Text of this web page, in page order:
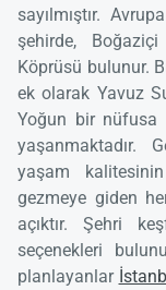
sayılmıştır.
şehirde,
Köprüsü bulunur.
ek olarak Yavuz
Yoğun bir nüfusa
yaşanmaktadır.
yaşam
gezmeye giden
açıktır. Şehri
seçenekleri
planlayanlar